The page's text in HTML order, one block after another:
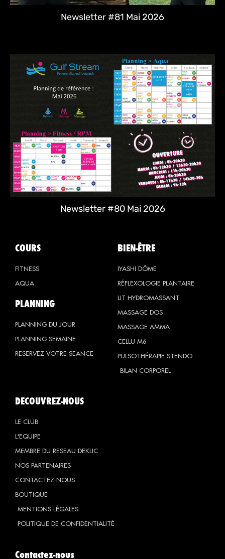
Newsletter #81 Mai 2026
Newsletter #80 Mai 2026
COURS
FITNESS
AQUA
PLANNING
PLANNING DU JOUR
PLANNING SEMAINE
RESERVEZ VOTRE SEANCE
BIEN-ÊTRE
IYASHI DÔME
RÉFLEXOLOGIE PLANTAIRE
LIT HYDROMASSANT
MASSAGE DOS
MASSAGE AMMA
CELLU M6
PULSOTHÉRAPIE STENDO
BILAN CORPOREL
DECOUVREZ-NOUS
LE CLUB
L'EQUIPE
MEMBRE DU RESEAU DEKLIC
NOS PARTENAIRES
CONTACTEZ-NOUS
BOUTIQUE
MENTIONS LÉGALES
POLITIQUE DE CONFIDENTIALITÉ
Contactez-nous